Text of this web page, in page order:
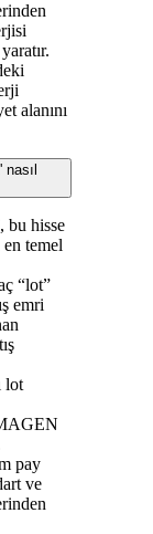
alanını
bu hisse
temel
“lot”
emri
lot
pay
ve